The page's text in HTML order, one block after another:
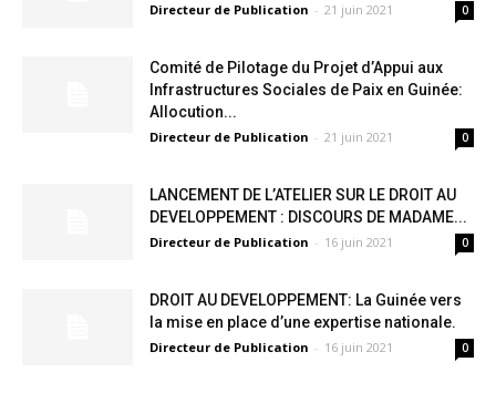
Directeur de Publication - 21 juin 2021 0
Comité de Pilotage du Projet d’Appui aux
Infrastructures Sociales de Paix en Guinée:
Allocution...
Directeur de Publication - 21 juin 2021 0
LANCEMENT DE L’ATELIER SUR LE DROIT AU
DEVELOPPEMENT : DISCOURS DE MADAME...
Directeur de Publication - 16 juin 2021 0
DROIT AU DEVELOPPEMENT: La Guinée vers
la mise en place d’une expertise nationale.
Directeur de Publication - 16 juin 2021 0